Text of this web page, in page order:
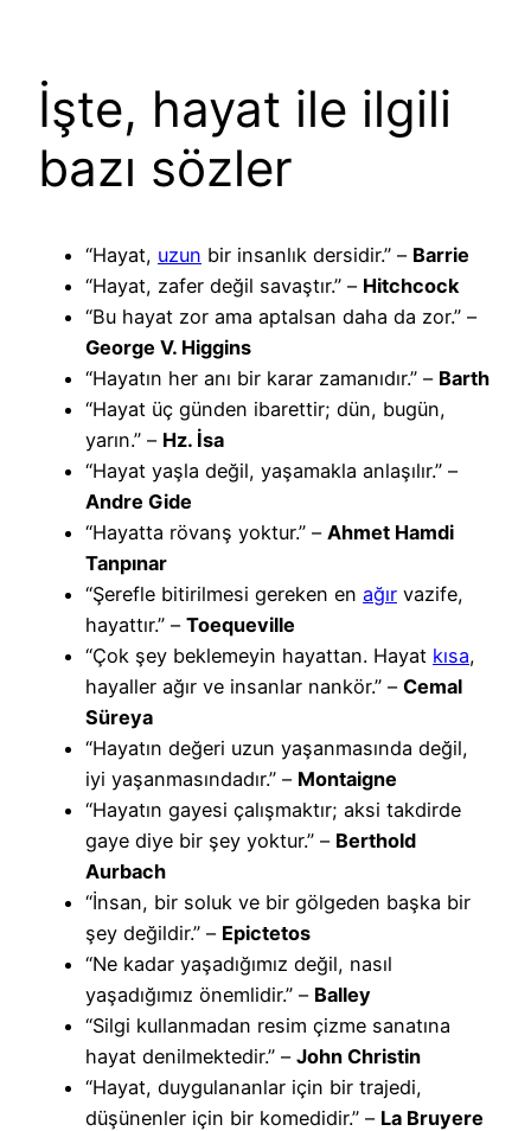
İşte, hayat ile ilgili
bazı sözler
“Hayat, uzun bir insanlık dersidir.” – Barrie
“Hayat, zafer değil savaştır.” – Hitchcock
“Bu hayat zor ama aptalsan daha da zor.” –
George V. Higgins
“Hayatın her anı bir karar zamanıdır.” – Barth
“Hayat üç günden ibarettir; dün, bugün,
yarın.” – Hz. İsa
“Hayat yaşla değil, yaşamakla anlaşılır.” –
Andre Gide
“Hayatta rövanş yoktur.” – Ahmet Hamdi
Tanpınar
“Şerefle bitirilmesi gereken en ağır vazife,
hayattır.” – Toequeville
“Çok şey beklemeyin hayattan. Hayat kısa,
hayaller ağır ve insanlar nankör.” – Cemal
Süreya
“Hayatın değeri uzun yaşanmasında değil,
iyi yaşanmasındadır.” – Montaigne
“Hayatın gayesi çalışmaktır; aksi takdirde
gaye diye bir şey yoktur.” – Berthold
Aurbach
“İnsan, bir soluk ve bir gölgeden başka bir
şey değildir.” – Epictetos
“Ne kadar yaşadığımız değil, nasıl
yaşadığımız önemlidir.” – Balley
“Silgi kullanmadan resim çizme sanatına
hayat denilmektedir.” – John Christin
“Hayat, duygulananlar için bir trajedi,
düşünenler için bir komedidir.” – La Bruyere